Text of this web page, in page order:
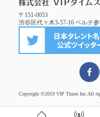
〒151-0053
渋谷区代々木3-57-16 ベルテ
Copyright ©2019 VIP Times Inc. All